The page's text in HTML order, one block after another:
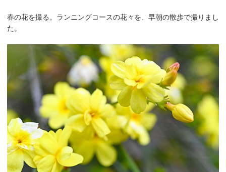
春の花を撮る。ランニングコースの花々を、早朝の散歩で撮りまし
た。